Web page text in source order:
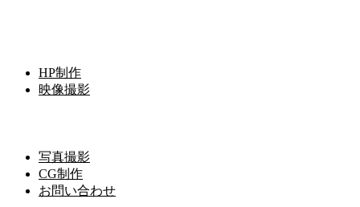
HP制作
映像撮影
写真撮影
CG制作
お問い合わせ